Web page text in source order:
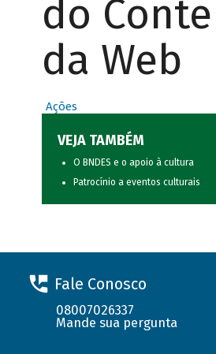
do
da Web
Ações
VEJA TAMBÉM
O BNDES e o apoio à cultura
Patrocínio a eventos culturais
Fale Conosco
08007026337
Mande sua pergunta